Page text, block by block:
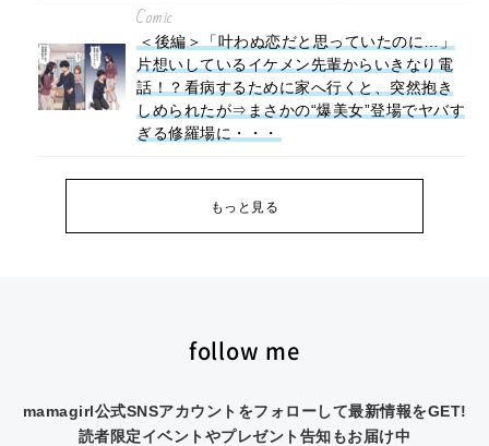
Comic
＜後編＞「叶わぬ恋だと思っていたのに…」
片想いしているイケメン先輩からいきなり電
話！？看病するために家へ行くと、突然抱き
しめられたが⇒まさかの“爆美女”登場でヤバす
ぎる修羅場に・・・
もっと見る
follow me
mamagirl公式SNSアカウントをフォローして最新情報をGET!
読者限定イベントやプレゼント告知もお届け中